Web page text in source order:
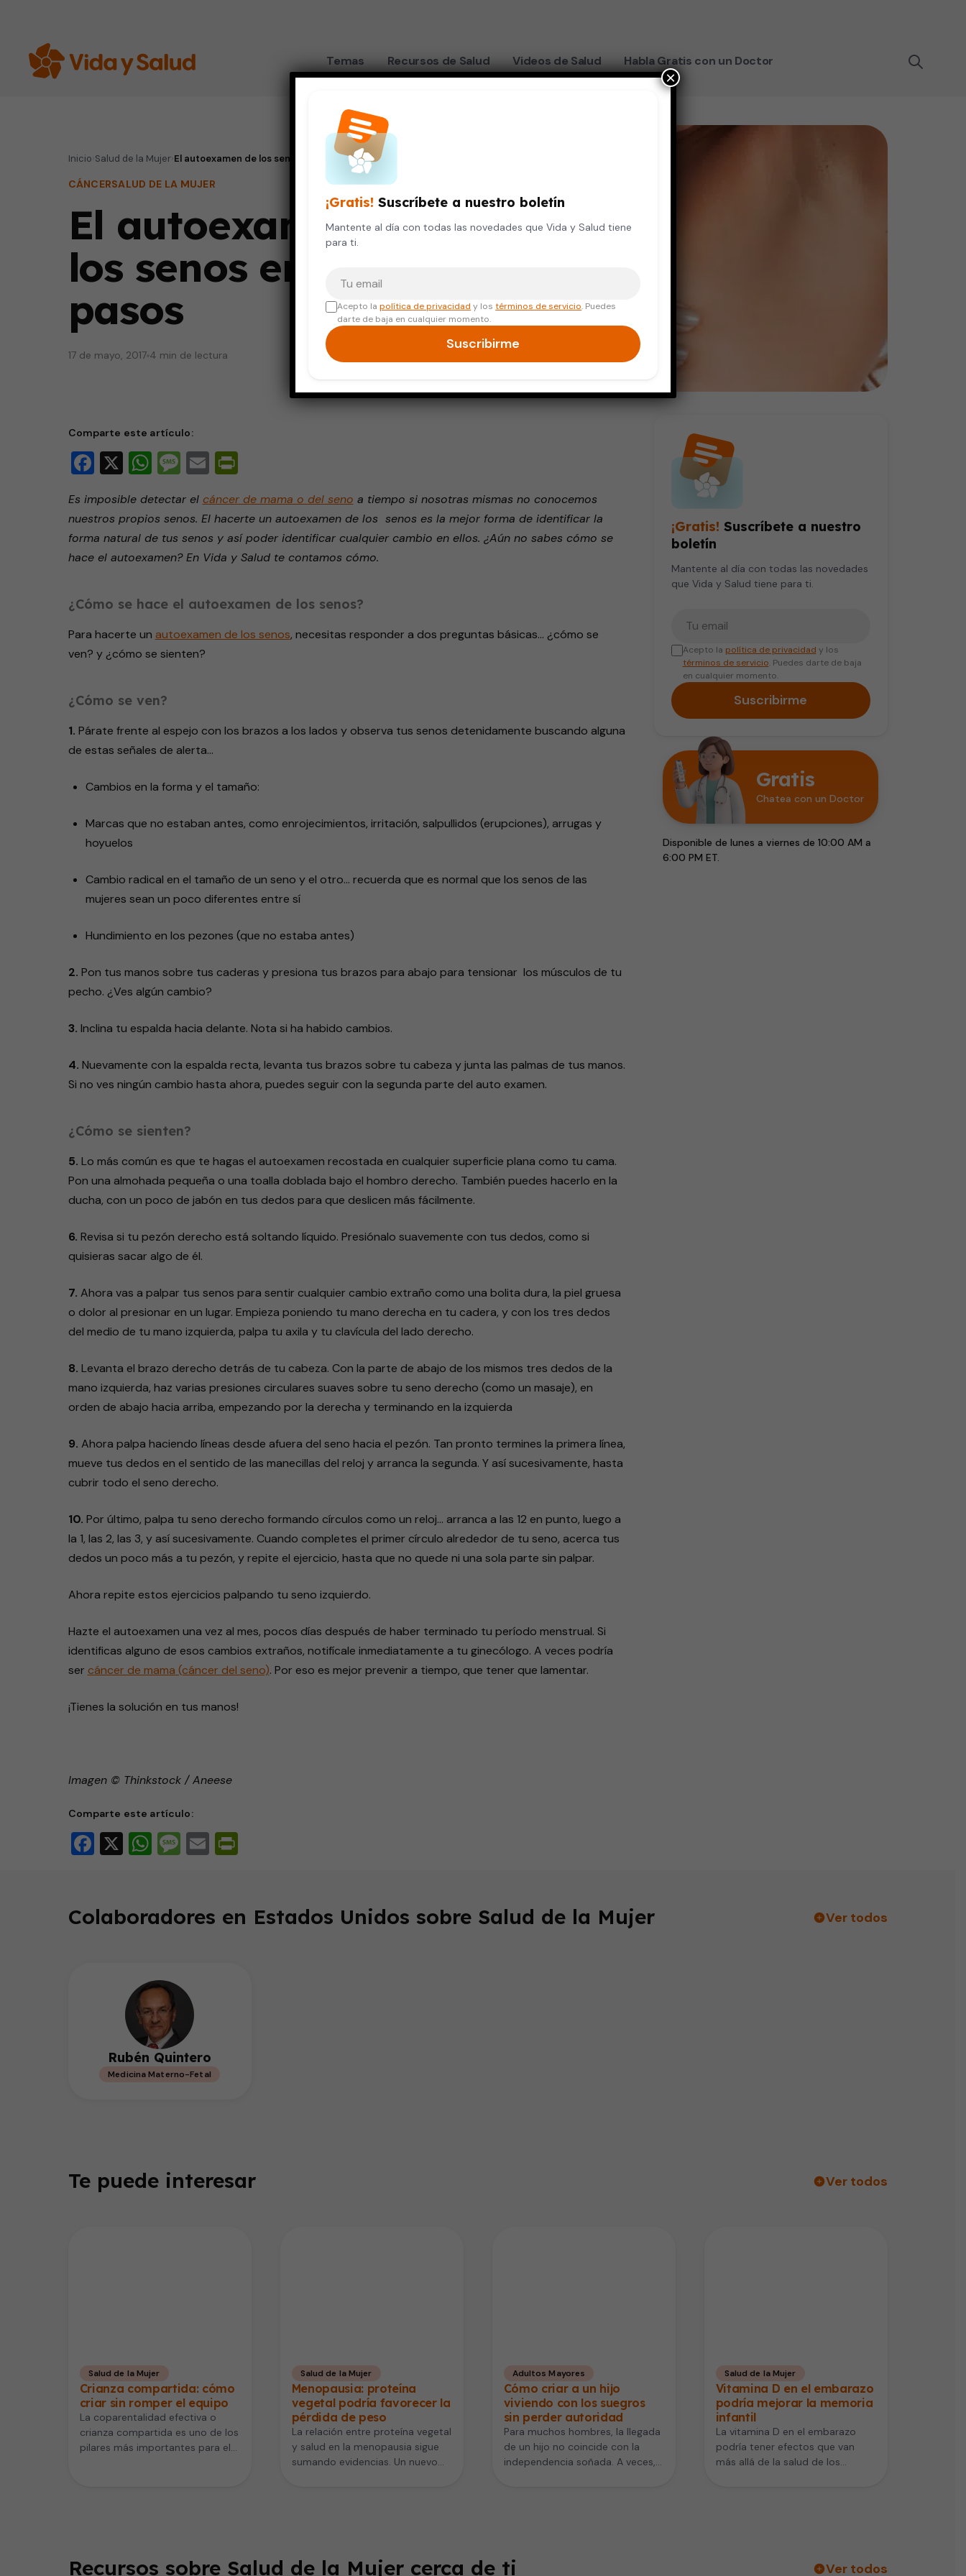
Temas Recursos de Salud Videos de Salud Habla Gratis con un Doctor
Inicio Salud de la Mujer› El autoexamen de los senos en 10 pasos
CÁNCERSALUD DE LA MUJER
El autoexamen de
los senos en 10
pasos
17 de mayo, 2017 4 min de lectura
Comparte este artículo:
Facebook
X WhatsApp
Message
EmailPrintFriendly
Es imposible detectar el cáncer de mama o del seno a tiempo si nosotras mismas no conocemos
nuestros propios senos. El hacerte un autoexamen de los senos es la mejor forma de identificar la
forma natural de tus senos y así poder identificar cualquier cambio en ellos. ¿Aún no sabes cómo se
hace el autoexamen? En Vida y Salud te contamos cómo.
¿Cómo se hace el autoexamen de los senos?
Para hacerte un autoexamen de los senos, necesitas responder a dos preguntas básicas… ¿cómo se
ven? y ¿cómo se sienten?
¿Cómo se ven?
1. Párate frente al espejo con los brazos a los lados y observa tus senos detenidamente buscando alguna
de estas señales de alerta…
Cambios en la forma y el tamaño:
Marcas que no estaban antes, como enrojecimientos, irritación, salpullidos (erupciones), arrugas y
hoyuelos
Cambio radical en el tamaño de un seno y el otro… recuerda que es normal que los senos de las
mujeres sean un poco diferentes entre sí
Hundimiento en los pezones (que no estaba antes)
2. Pon tus manos sobre tus caderas y presiona tus brazos para abajo para tensionar los músculos de tu
pecho. ¿Ves algún cambio?
3. Inclina tu espalda hacia delante. Nota si ha habido cambios.
4. Nuevamente con la espalda recta, levanta tus brazos sobre tu cabeza y junta las palmas de tus manos.
Si no ves ningún cambio hasta ahora, puedes seguir con la segunda parte del auto examen.
¿Cómo se sienten?
5. Lo más común es que te hagas el autoexamen recostada en cualquier superficie plana como tu cama.
Pon una almohada pequeña o una toalla doblada bajo el hombro derecho. También puedes hacerlo en la
ducha, con un poco de jabón en tus dedos para que deslicen más fácilmente.
6. Revisa si tu pezón derecho está soltando líquido. Presiónalo suavemente con tus dedos, como si
quisieras sacar algo de él.
7. Ahora vas a palpar tus senos para sentir cualquier cambio extraño como una bolita dura, la piel gruesa
o dolor al presionar en un lugar. Empieza poniendo tu mano derecha en tu cadera, y con los tres dedos
del medio de tu mano izquierda, palpa tu axila y tu clavícula del lado derecho.
8. Levanta el brazo derecho detrás de tu cabeza. Con la parte de abajo de los mismos tres dedos de la
mano izquierda, haz varias presiones circulares suaves sobre tu seno derecho (como un masaje), en
orden de abajo hacia arriba, empezando por la derecha y terminando en la izquierda
9. Ahora palpa haciendo líneas desde afuera del seno hacia el pezón. Tan pronto termines la primera línea,
mueve tus dedos en el sentido de las manecillas del reloj y arranca la segunda. Y así sucesivamente, hasta
cubrir todo el seno derecho.
10. Por último, palpa tu seno derecho formando círculos como un reloj… arranca a las 12 en punto, luego a
la 1, las 2, las 3, y así sucesivamente. Cuando completes el primer círculo alrededor de tu seno, acerca tus
dedos un poco más a tu pezón, y repite el ejercicio, hasta que no quede ni una sola parte sin palpar.
Ahora repite estos ejercicios palpando tu seno izquierdo.
Hazte el autoexamen una vez al mes, pocos días después de haber terminado tu período menstrual. Si
identificas alguno de esos cambios extraños, notifícale inmediatamente a tu ginecólogo. A veces podría
ser cáncer de mama (cáncer del seno). Por eso es mejor prevenir a tiempo, que tener que lamentar.
¡Tienes la solución en tus manos!
Imagen © Thinkstock / Aneese
Comparte este artículo:
Facebook
X WhatsApp
Message
EmailPrintFriendly
¡Gratis! Suscríbete a nuestro
boletín
Mantente al día con todas las novedades
que Vida y Salud tiene para ti.
Acepto la política de privacidad y los
términos de servicio. Puedes darte de baja
en cualquier momento.
Suscribirme
Gratis
Chatea con un Doctor
Disponible de lunes a viernes de 10:00 AM a
6:00 PM ET.
Colaboradores en Estados Unidos sobre Salud de la Mujer Ver todos
Rubén Quintero
Medicina Materno-Fetal
Te puede interesar Ver todos
Salud de la Mujer
Crianza compartida: cómo
criar sin romper el equipo
La coparentalidad efectiva o
crianza compartida es uno de los
pilares más importantes para el
Salud de la Mujer
Menopausia: proteína
vegetal podría favorecer la
pérdida de peso
La relación entre proteína vegetal
y salud en la menopausia sigue
sumando evidencias. Un nuevo
Adultos Mayores
Cómo criar a un hijo
viviendo con los suegros
sin perder autoridad
Para muchos hombres, la llegada
de un hijo no coincide con la
independencia soñada. A veces,
Salud de la Mujer
Vitamina D en el embarazo
podría mejorar la memoria
infantil
La vitamina D en el embarazo
podría tener efectos que van
más allá de la salud de los
Recursos sobre Salud de la Mujer cerca de ti Ver todos
¡Gratis! Suscríbete a nuestro boletín
Mantente al día con todas las novedades que Vida y Salud tiene
para ti.
Acepto lapolítica de privacidad y lostérminos de servicio. Puedes
darte de baja en cualquier momento.
Suscribirme
×